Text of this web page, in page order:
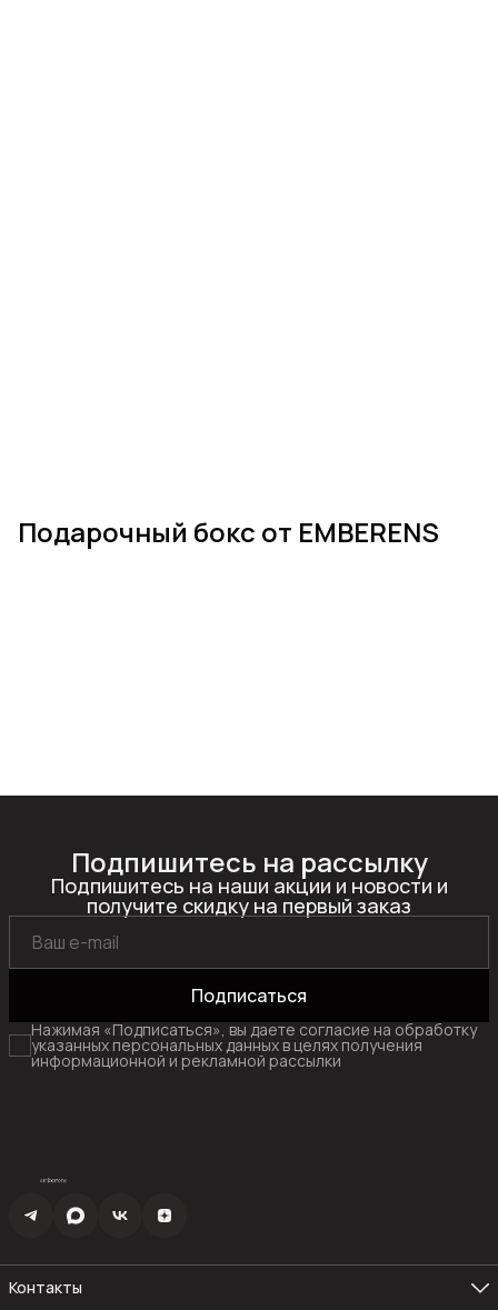
Подарочный бокс от EMBERENS
Подпишитесь на рассылку
Подпишитесь на наши акции и новости и
получите скидку на первый заказ
Подписаться
Нажимая «Подписаться», вы даете согласие на обработку
указанных персональных данных в целях получения
информационной и рекламной рассылки
Контакты